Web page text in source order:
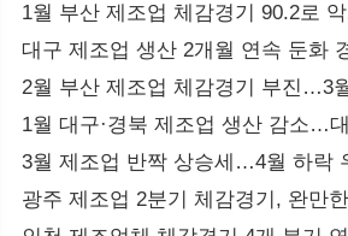
1월 부산 제조업 체감경기 90.2로
대구 제조업 생산 2개월 연속 둔화
2월 부산 제조업 체감경기 부진…3
1월 대구·경북 제조업 생산 감소…
3월 제조업 반짝 상승세…4월 하락
광주 제조업 2분기 체감경기, 완만